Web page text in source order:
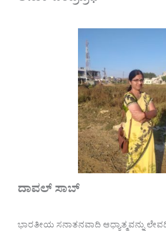
ದಾವಲ್ ಸಾಬ್
ಭಾರತೀಯ ಸನಾತನವಾದಿ ಆಧ್ಯಾತ್ಮವನ್ನು